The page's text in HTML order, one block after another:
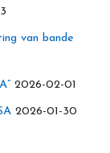
van bande
2026-02-01
2026-01-30